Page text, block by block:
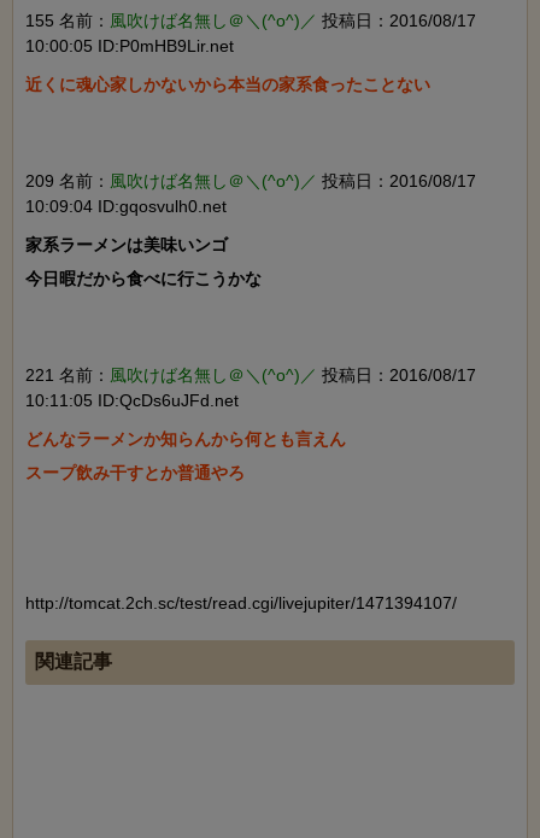
155 名前： 風吹けば名無し＠＼(^o^)／ 投稿日：2016/08/17
10:00:05 ID:P0mHB9Lir.net
近くに魂心家しかないから本当の家系食ったことない
209 名前： 風吹けば名無し＠＼(^o^)／ 投稿日：2016/08/17
10:09:04 ID:gqosvulh0.net
家系ラーメンは美味いンゴ
今日暇だから食べに行こうかな
221 名前： 風吹けば名無し＠＼(^o^)／ 投稿日：2016/08/17
10:11:05 ID:QcDs6uJFd.net
どんなラーメンか知らんから何とも言えん
スープ飲み干すとか普通やろ
http://tomcat.2ch.sc/test/read.cgi/livejupiter/1471394107/
関連記事